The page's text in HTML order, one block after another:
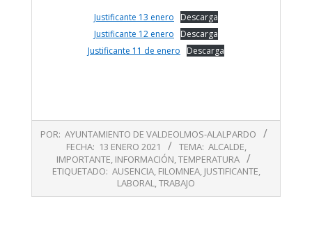
Justificante 13 enero
Descarga
Justificante 12 enero
Descarga
Justificante 11 de enero
Descarga
01-
POR: AYUNTAMIENTO DE VALDEOLMOS-ALALPARDO
FECHA: 13 ENERO 2021 TEMA: ALCALDE,
IMPORTANTE, INFORMACIÓN,TEMPERATURA
ETIQUETADO: AUSENCIA, FILOMNEA, JUSTIFICANTE,
LABORAL,TRABAJO